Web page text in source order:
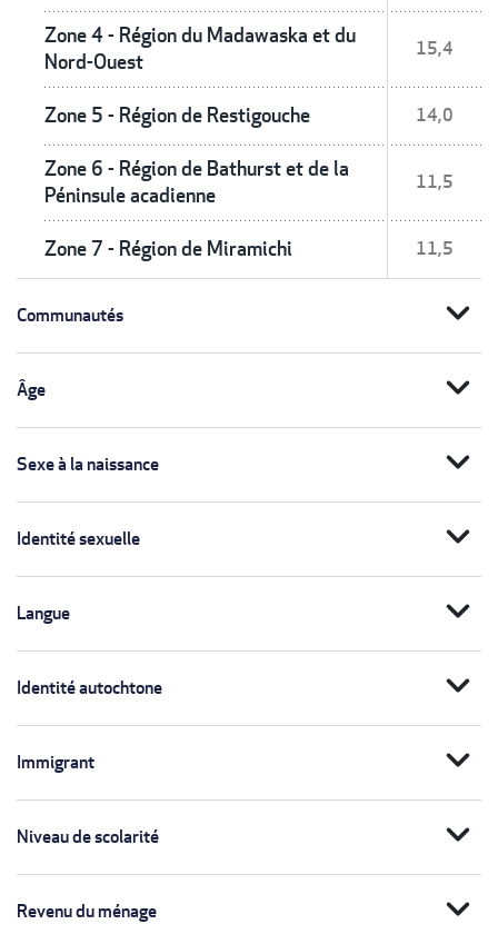
Zone 4 - Région du Madawaska et du
Nord-Ouest
15,4
Zone 5 - Région de Restigouche 14,0
Zone 6 - Région de Bathurst et de la
Péninsule acadienne
11,5
Zone 7 - Région de Miramichi 11,5
Communautés expand_more
Âge expand_more
Sexe à la naissance expand_more
Identité sexuelle expand_more
Langue expand_more
Identité autochtone expand_more
Immigrant expand_more
Niveau de scolarité expand_more
Revenu du ménage expand_more